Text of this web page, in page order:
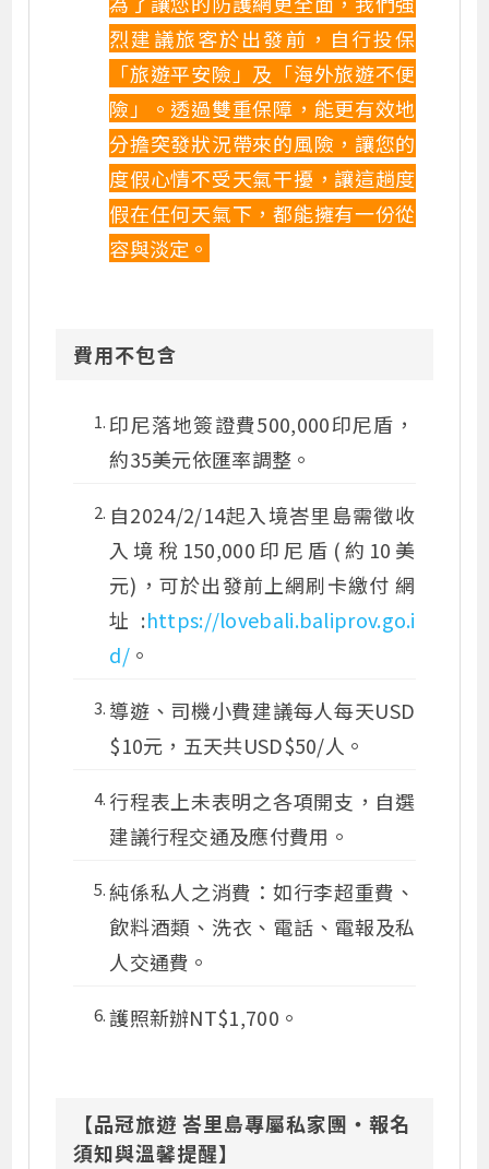
烈建議旅客於出發前，自行投保
「旅遊平安險」及「海外旅遊不便
險」。透過雙重保障，能更有效地
分擔突發狀況帶來的風險，讓您的
度假心情不受天氣干擾，讓這趟度
假在任何天氣下，都能擁有一份從
容與淡定。
費用不包含
印尼落地簽證費500,000印尼盾，
約35美元依匯率調整。
自2024/2/14起入境峇里島需徵收
入境稅150,000印尼盾(約10美
元)，可於出發前上網刷卡繳付 網
址:https://lovebali.baliprov.go.i
d/。
導遊、司機小費建議每人每天USD
$10元，五天共USD$50/人。
行程表上未表明之各項開支，自選
建議行程交通及應付費用。
純係私人之消費：如行李超重費、
飲料酒類、洗衣、電話、電報及私
人交通費。
護照新辦NT$1,700。
【品冠旅遊 峇里島專屬私家團・報名
須知與溫馨提醒】